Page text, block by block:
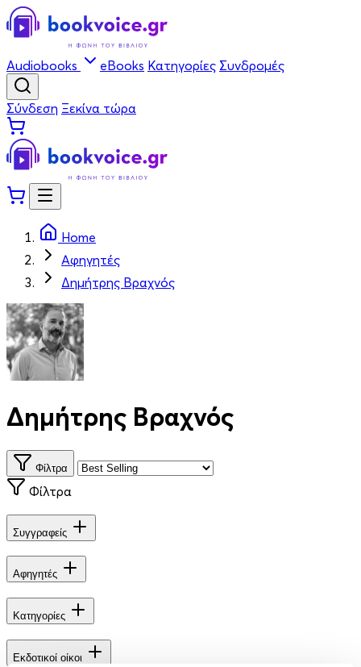
Audiobooks eBooks Κατηγορίες Συνδρομές
Σύνδεση Ξεκίνα τώρα
Home
Αφηγητές
Δημήτρης Βραχνός
Δημήτρης Βραχνός
Φίλτρα
Φίλτρα
Συγγραφείς
Αφηγητές
Κατηγορίες
Εκδοτικοί οίκοι